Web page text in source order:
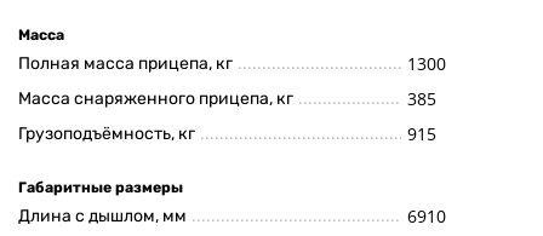
Масса
Полная масса прицепа, кг 1300
Масса снаряженного прицепа, кг 385
Грузоподъёмность, кг 915
Габаритные размеры
Длина с дышлом, мм 6910